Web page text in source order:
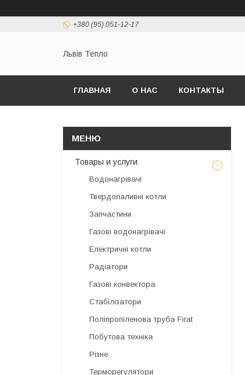
+380 (95) 051-12-17
Львів Тепло
ГЛАВНАЯ О НАС КОНТАКТЫ
Товары и услуги
Водонагрівачі
Твердопаливні котли
Запчастини
Газові водонагрівачі
Електричні котли
Радіатори
Газові конвектора
Стабілізатори
Поліпропіленова труба Firat
Побутова техніка
Різне
Терморегулятори